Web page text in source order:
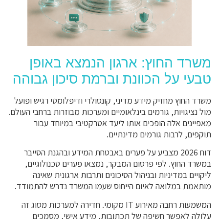
משרד החוץ: ארגון הנמצא באופן
טבעי על הכוונת וברמת סיכון גבוהה
משרד החוץ מחזיק מידע מדיני, קונסולרי ודיפלומטי רגיש ופועל
מול נציגויות, גורמים בינלאומיים ומערכות מבוזרות ברחבי העולם.
מאפיינים אלה הופכים אותו ליעד אטרקטיבי במיוחד עבור
תוקפים, לרבות גורמים מדינתיים.
דוח 2026 מצביע על פערים באבטחת המידע ובהגנת הסייבר
במשרד החוץ. לפי פרסום המבקר, נמצאו פערים טכנולוגיים,
ליקויים במדיניות ובניהול הסיכונים ותרבות ארגונית שאינה
מותאמת במלואה לאיום הייחוס שעמו המשרד נדרש להתמודד.
המשמעות רחבה מאירוע IT מקומי. חדירה למערכות מסוג זה
עלולה לאפשר חשיפה של תכתובות, מידע אישי, מסמכים